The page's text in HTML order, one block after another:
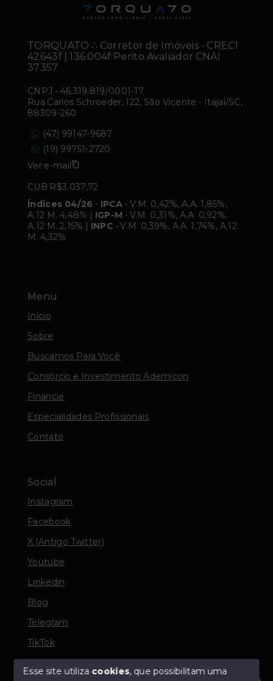
Menu
Início
Sobre
Buscamos Para Você
Consórcio e Investimento Ademicon
Financie
Especialidades Profissionais
Contato
Social
Instagram
Facebook
X (Antigo Twitter)
Youtube
Linkedin
Blog
Telegram
TikTok
TORQUATO ∴ Corretor de Imóveis - CRECI
42643f | 136.004f Perito Avaliador CNAI
37357
CNPJ - 46.319.819/0001-17
Rua Carlos Schroeder, 122, São Vicente - Itajaí/SC,
88309-260
(47) 99147-9687
(19) 99751-2720
Ver e-mail
CUB R$3.037,72
Índices 04/26 - IPCA • V.M. 0,42%, A.A. 1,85%,
A.12 M. 4,48% | IGP-M • V.M. 0,31%, A.A. 0,92%,
A.12 M. 2,15% | INPC • V.M. 0,39%, A.A. 1,74%, A.12
M. 4,32%
Esse site utiliza cookies, que possibilitam uma